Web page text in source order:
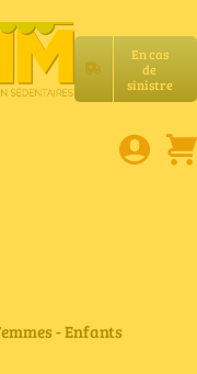
En cas
de
sinistre
- Enfants